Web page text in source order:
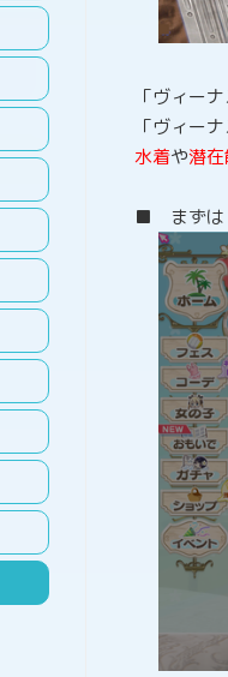
「ヴィー
「ヴィー
水着や潜
■ まずは